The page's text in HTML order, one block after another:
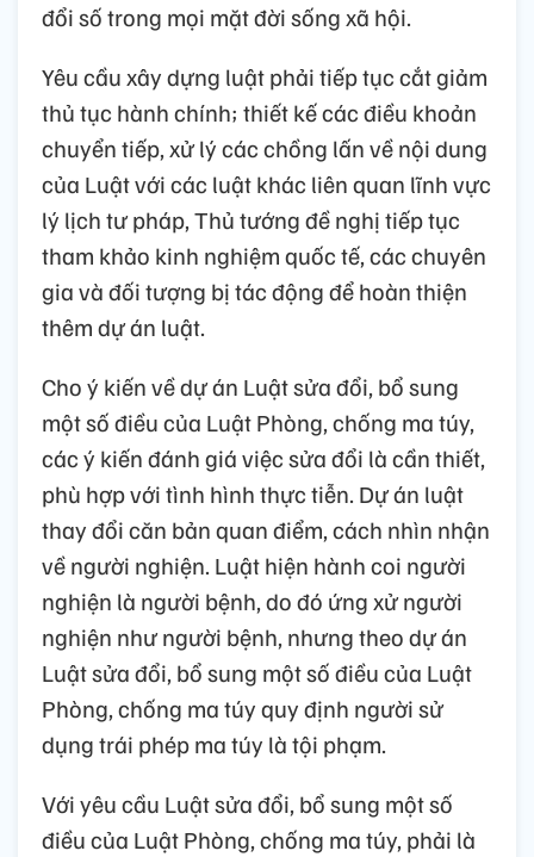
đổi số trong mọi mặt đời sống xã hội.
Yêu cầu xây dựng luật phải tiếp tục cắt giảm
thủ tục hành chính; thiết kế các điều khoản
chuyển tiếp, xử lý các chồng lấn về nội dung
của Luật với các luật khác liên quan lĩnh vực
lý lịch tư pháp, Thủ tướng đề nghị tiếp tục
tham khảo kinh nghiệm quốc tế, các chuyên
gia và đối tượng bị tác động để hoàn thiện
thêm dự án luật.
Cho ý kiến về dự án Luật sửa đổi, bổ sung
một số điều của Luật Phòng, chống ma túy,
các ý kiến đánh giá việc sửa đổi là cần thiết,
phù hợp với tình hình thực tiễn. Dự án luật
thay đổi căn bản quan điểm, cách nhìn nhận
về người nghiện. Luật hiện hành coi người
nghiện là người bệnh, do đó ứng xử người
nghiện như người bệnh, nhưng theo dự án
Luật sửa đổi, bổ sung một số điều của Luật
Phòng, chống ma túy quy định người sử
dụng trái phép ma túy là tội phạm.
Với yêu cầu Luật sửa đổi, bổ sung một số
điều của Luật Phòng, chống ma túy, phải là